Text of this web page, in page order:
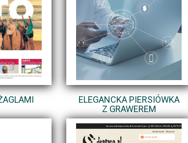
ELEGANCKA PIERSIÓWKA
Z GRAWEREM